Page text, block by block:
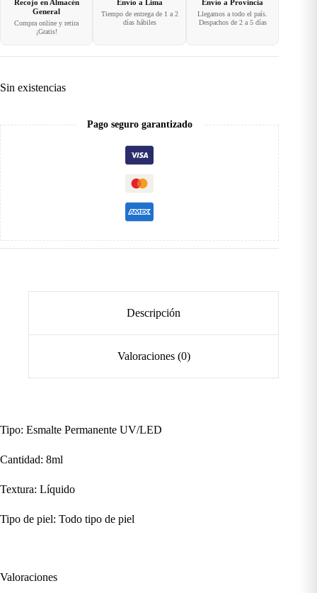
Recojo en Almacén
General
Compra online y retira
¡Gratis!
Envío a Lima
Tiempo de entrega de 1 a 2
días hábiles
Envío a Provincia
Llegamos a todo el país.
Despachos de 2 a 5 días
Sin existencias
Pago seguro garantizado
Descripción
Valoraciones (0)
Tipo: Esmalte Permanente UV/LED
Cantidad: 8ml
Textura: Líquido
Tipo de piel: Todo tipo de piel
Valoraciones